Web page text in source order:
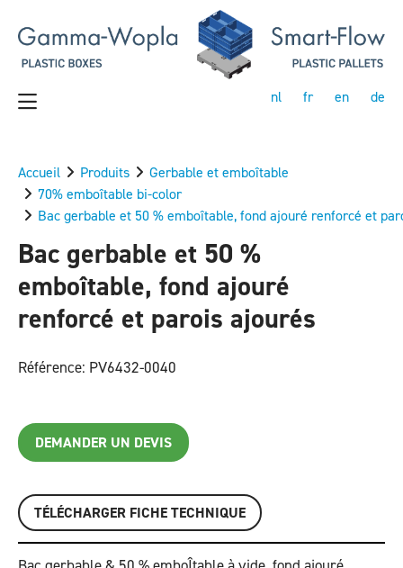
nl fr en de
Accueil Produits
Gerbable et emboîtable
70% emboîtable bi-color
Bac gerbable et 50 % emboîtable, fond ajouré renforcé et
Bac gerbable et 50 %
emboîtable, fond ajouré
renforcé et parois ajourés
Référence: PV6432-0040
DEMANDER UN DEVIS
TÉLÉCHARGER FICHE TECHNIQUE